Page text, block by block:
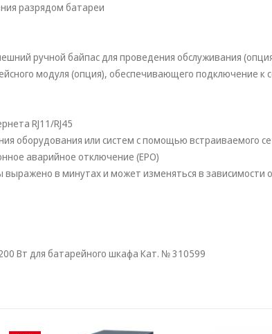
разрядом батареи
ручной байпас для проведения обслуживания
модуля (опция), обеспечивающего подключение к
RJ11/RJ45
оборудования или систем с помощью встраиваемого
аварийное отключение (EPO)
в минутах и может изменяться в зависимости
Вт для батарейного шкафа Кат. № 310599